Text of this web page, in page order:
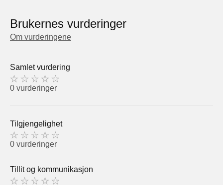
Brukernes vurderinger
Om vurderingene
Samlet vurdering
0 vurderinger
Tilgjengelighet
0 vurderinger
Tillit og kommunikasjon